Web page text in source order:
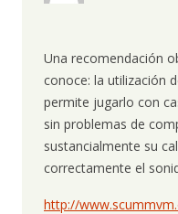
Una recomendación
conoce: la utilización
permite jugarlo con
sin problemas de
sustancialmente su
correctamente el
http://